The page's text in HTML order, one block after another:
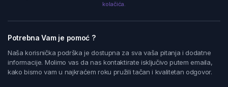
kolačića.
Potrebna Vam je pomoć ?
Naša korisnička podrška je dostupna za sva vaša pitanja i dodatne
informacije. Molimo vas da nas kontaktirate isključivo putem emaila,
kako bismo vam u najkraćem roku pružili tačan i kvalitetan odgovor.